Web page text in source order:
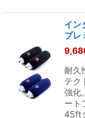
イン
プレ
耐久
テク
強化
ート
45ft